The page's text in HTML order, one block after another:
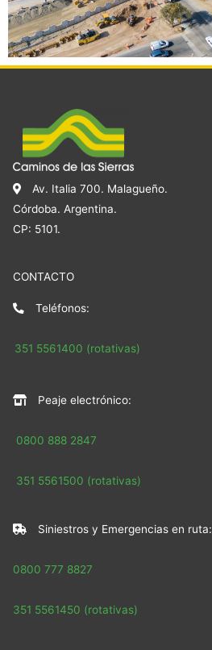
Av. Italia 700. Malagueño.
Córdoba. Argentina.
CP: 5101.
CONTACTO
Teléfonos:
351 5561400 (rotativas)
Peaje electrónico:
0800 888 2847
351 5561500 (rotativas)
Siniestros y Emergencias en ruta:
0800 777 8827
351 5561450 (rotativas)